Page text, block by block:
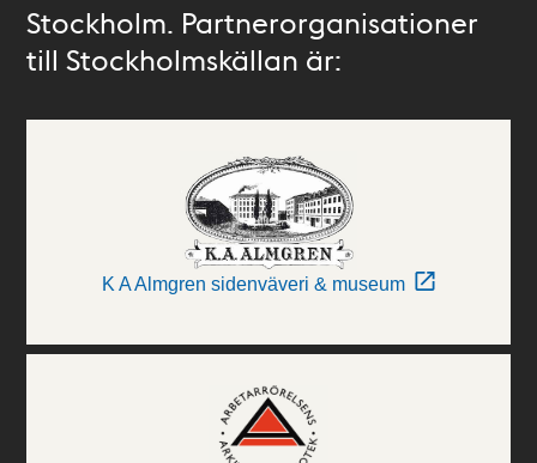
Stockholm. Partnerorganisationer
till Stockholmskällan är:
K A Almgren sidenväveri & museum